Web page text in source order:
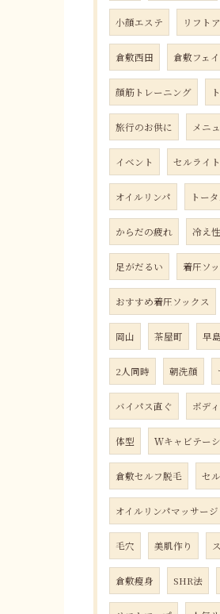
小顔エステ リフト
倉敷西田 倉敷フェ
顔筋トレーニング
旅行のお供に メニ
イベント セルライ
オイルリンパ トー
からだの疲れ 冷え性
足がだるい 着圧ソ
おすすめ着圧ソックス
岡山 茶屋町 早島
2人同時 朝洗顔
バイパス直ぐ ボデ
体型 Ｗキャビテー
倉敷セルフ脱毛 セ
オイルリンパマッサージ
毛穴 美肌作り
倉敷瘦身 SHR法